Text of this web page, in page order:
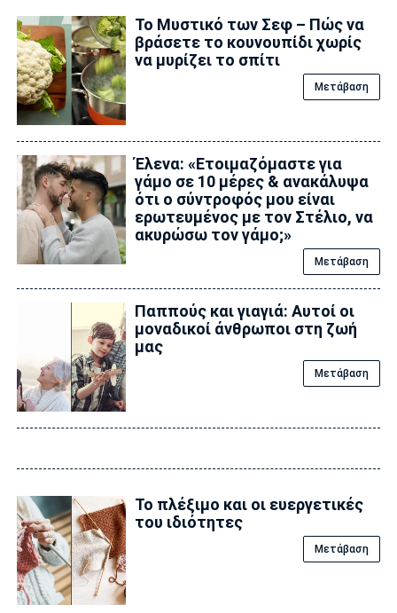
Το Μυστικό των Σεφ – Πώς να
βράσετε το κουνουπίδι χωρίς
να μυρίζει το σπίτι
Μετάβαση
Έλενα: «Ετοιμαζόμαστε για
γάμο σε 10 μέρες & ανακάλυψα
ότι ο σύντροφός μου είναι
ερωτευμένος με τον Στέλιο, να
ακυρώσω τον γάμο;»
Μετάβαση
Παππούς και γιαγιά: Αυτοί οι
μοναδικοί άνθρωποι στη ζωή
μας
Μετάβαση
Το πλέξιμο και οι ευεργετικές
του ιδιότητες
Μετάβαση